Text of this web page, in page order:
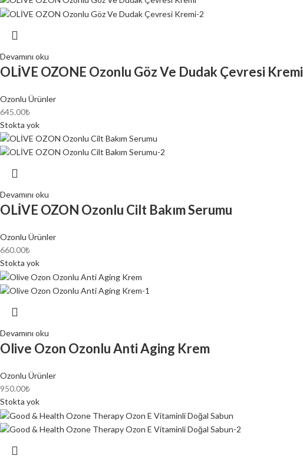
Devamını oku
OLİVE OZONE Ozonlu Göz Ve Dudak Çevresi Kremi
Ozonlu Ürünler
645.00₺
Stokta yok
Devamını oku
OLİVE OZON Ozonlu Cilt Bakım Serumu
Ozonlu Ürünler
660.00₺
Stokta yok
Devamını oku
Olive Ozon Ozonlu Anti Aging Krem
Ozonlu Ürünler
950.00₺
Stokta yok